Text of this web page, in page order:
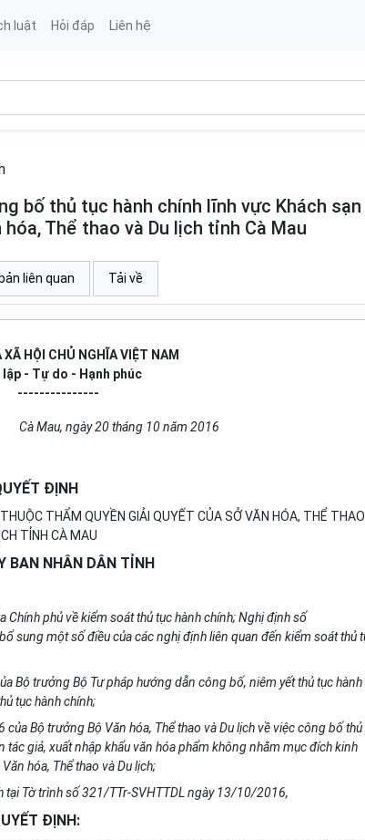
luật Hỏi đáp Liên hệ
bố thủ tục hành chính lĩnh vực Khách sạn
Thể thao và Du lịch tỉnh Cà Mau
liên quan Tải về
XÃ HỘI CHỦ NGHĨA VIỆT NAM
- Tự do - Hạnh phúc
---------------
Cà Mau, ngày20 tháng 10 năm 2016
ĐỊNH
THẨM QUYỀN GIẢI QUYẾT CỦA SỞ VĂN HÓA, THỂ
TỈNH CÀ MAU
BAN NHÂN DÂN TỈNH
phủ về kiểm soát thủ tục hành chính; Nghị định số
sung một số điều của các nghị định liên quan đến kiểm soát thủ
Bộ trưởng Bộ Tư pháp hướng dẫn công bố, niêm yết thủ tục hành
tục hành chính;
Bộ trưởng Bộ Văn hóa, Thể thao và Du lịch về việc công bố thủ
tác giả, xuất nhập khẩu văn hóa phẩm không nhằm mục đích kinh
hóa, Thể thao và Du lịch;
tại Tờtrình số 321/TTr-SVHTTDL ngày 13/10/2016,
ĐỊNH: